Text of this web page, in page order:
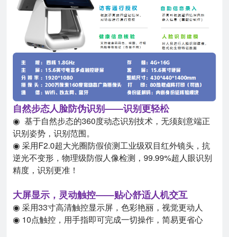
自然步态人脸防伪识别——识别更轻松
◉
基于自然步态的360度动态识别技术，无须刻意端正
识别姿势，识别范围。
◉ 采用F2.0超大光圈防假侦测工业级双目红外镜头，抗
逆光不变形，物理级防假人像检测，99.99%超人眼识别
精度，识别更准！
大屏显示，灵动触控——贴心舒适人机交互
◉ 采用33寸高清触控显示屏，色彩艳丽，视觉更动人
◉ 10点触控，用手指即可完成一切操作，简易更省心